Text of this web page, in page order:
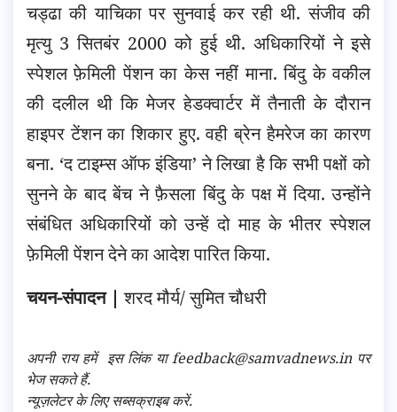
चड्ढा की याचिका पर सुनवाई कर रही थी. संजीव की
मृत्यु 3 सितबंर 2000 को हुई थी. अधिकारियों ने इसे
स्पेशल फ़ेमिली पेंशन का केस नहीं माना. बिंदु के वकील
की दलील थी कि मेजर हेडक्वार्टर में तैनाती के दौरान
हाइपर टेंशन का शिकार हुए. वही ब्रेन हैमरेज का कारण
बना. ‘द टाइम्स ऑफ इंडिया’ ने लिखा है कि सभी पक्षों को
सुनने के बाद बेंच ने फ़ैसला बिंदु के पक्ष में दिया. उन्होंने
संबंधित अधिकारियों को उन्हें दो माह के भीतर स्पेशल
फ़ेमिली पेंशन देने का आदेश पारित किया.
चयन-संपादन | शरद मौर्य/ सुमित चौधरी
अपनी राय हमें इस लिंक या feedback@samvadnews.in पर
भेज सकते हैं.
न्यूज़लेटर के लिए सब्सक्राइब करें.